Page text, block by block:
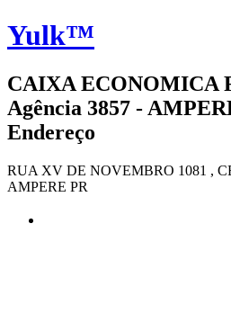
Yulk™
CAIXA ECONOMICA
Agência 3857 -
Endereço
RUA XV DE NOVEMBRO 1081 ,
AMPERE PR